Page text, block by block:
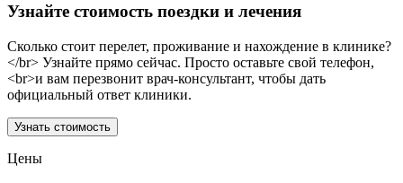
Узнайте стоимость поездки и лечения
Сколько стоит перелет, проживание и нахождение в клинике?
</br> Узнайте прямо сейчас. Просто оставьте свой телефон,
<br>и вам перезвонит врач-консультант, чтобы дать
официальный ответ клиники.
Узнать стоимость
Цены